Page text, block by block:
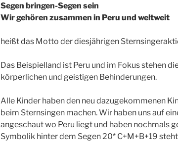
Segen bringen-Segen sein
Wir gehören zusammen in Peru und weltweit
heißt das Motto der diesjährigen
Das Beispielland ist Peru und im Fokus stehen
körperlichen und geistigen Behinderungen.
Alle Kinder haben den neu dazugekommenen
beim Sternsingen machen. Wir haben uns auf
angeschaut wo Peru liegt und haben nochmals
Symbolik hinter dem Segen 20* C+M+B+19